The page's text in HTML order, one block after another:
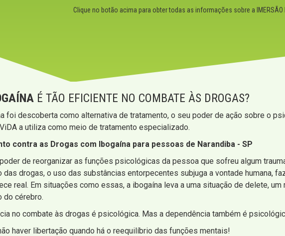
Clique no botão acima para obter todas as informações sobre a IMERSÃO
É TÃO EFICIENTE NO COMBATE ÀS DROGAS?
foi descoberta como alternativa de tratamento, o seu poder de ação sobre o
a utiliza como meio de tratamento especializado.
contra as Drogas com Ibogaína para pessoas de Narandiba - SP
de reorganizar as funções psicológicas da pessoa que sofreu algum
drogas, o uso das substâncias entorpecentes subjuga a vontade humana,
real. Em situações como essas, a ibogaína leva a uma situação de delete,
do cérebro.
no combate às drogas é psicológica. Mas a dependência também é
haver libertação quando há o reequilíbrio das funções mentais!